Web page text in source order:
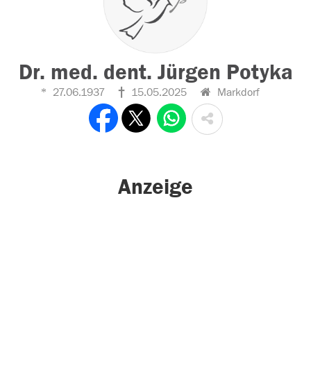
Dr. med. dent. Jürgen Potyka
27.06.1937 15.05.2025 Markdorf
Anzeige